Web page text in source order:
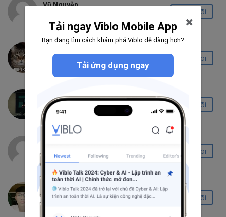
Vũ Nguyễn
Theo dõi
2 0
Theo dõi
Trung Nguyễn
2
Theo dõi
0 0
Theo dõi
Nguyễn Văn Sang
Theo dõi
Tải ngay Viblo Mobile App
Bạn đang tìm cách khám phá Viblo dễ dàng hơn?
Tải ứng dụng ngay